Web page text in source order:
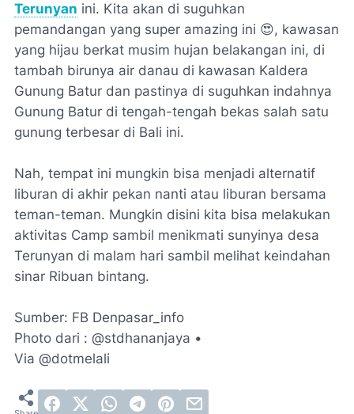
Terunyan ini. Kita akan di suguhkan
pemandangan yang super amazing ini 😍, kawasan
yang hijau berkat musim hujan belakangan ini, di
tambah birunya air danau di kawasan Kaldera
Gunung Batur dan pastinya di suguhkan indahnya
Gunung Batur di tengah-tengah bekas salah satu
gunung terbesar di Bali ini.
Nah, tempat ini mungkin bisa menjadi alternatif
liburan di akhir pekan nanti atau liburan bersama
teman-teman. Mungkin disini kita bisa melakukan
aktivitas Camp sambil menikmati sunyinya desa
Terunyan di malam hari sambil melihat keindahan
sinar Ribuan bintang.
Sumber: FB Denpasar_info
Photo dari : @stdhananjaya •
Via @dotmelali